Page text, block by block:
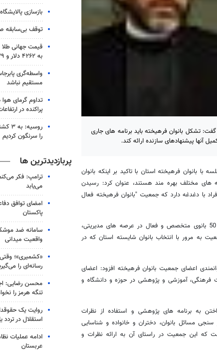
تشکل بانوان فرهیخته باید برنامه های جاری
آنها پیشنهادهای سازنده ارائه کند.
بانوان فرهیخته استان با تاکید بر اینکه بانوان
های مختلف بهره مند هستند، عنوان کرد: رسیدن
با دغدغه دارد که جمعیت "بانوان فرهیخته فعال
وی با اشاره به اینکه در حال حاضر جمعیت بانوان فرهیخته از 50 بانوی متخصص و فعال در عرصه های مدیریتی،
به مرور با انتخاب بانوان شایسته استان که در
اعضای جمعیت بانوان فرهیخته افزود: اعضای
آموزشی و پژوهشی در حوزه و دانشگاه و
به برنامه های پژوهشی و استفاده از نظرات
سنجی مسائل بانوان، دختران و خانواده و شناسایی
این جمعیت در راستای آن به ارائه نظرات و
بازسازی
توقف بی‌سابقه
به ۴۲۶۲ دلار و ۳۹ سنت رسید
واسطه‌گری
مستقیم نباشد
تداوم گرمای هوا
پراکنده در
را سرنگون کردیم
پربازدیدترین ها
ترامپ: فکر
می‌یابد
امضای توافق
پاکستان
سامانه ضد
واقعیت میدانی
«کشمیری»؛
رسانه‌ای را
محسن رضایی:
تنگه هرمز را
روایت یک
استقلال در
ادامه عملیات
عربستان